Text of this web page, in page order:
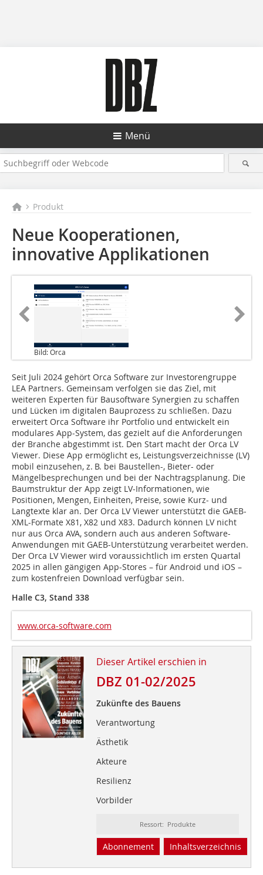
Menü
Produkt
Neue Kooperationen,
innovative Applikationen
Bild: Orca
Seit Juli 2024 gehört Orca Software zur Inves­torengruppe
LEA Partners. Gemeinsam verfolgen sie das Ziel, mit
weiteren Experten für Bausoftware Synergien zu schaffen
und Lücken im digitalen Bauprozess zu schließen. Dazu
erweitert Orca Software ihr Portfolio und entwickelt ein
modulares App-System, das gezielt auf die Anforderungen
der Branche abgestimmt ist. Den Start macht der Orca LV
Viewer. Diese App ermöglicht es, Leistungsverzeichnisse (LV)
mobil einzusehen, z. B. bei Baustellen-, Bieter- oder
Mängelbesprechungen und bei der Nachtragsplanung. Die
Baumstruktur der App zeigt LV-Informationen, wie
Positionen, Mengen, Einheiten, Preise, sowie Kurz- und
Langtexte klar an. Der Orca LV Viewer unterstützt die GAEB-
XML-Formate X81, X82 und X83. Dadurch können LV nicht
nur aus Orca AVA, sondern auch aus anderen Software-
Anwendungen mit GAEB-Unterstützung verarbeitet werden.
Der Orca LV Viewer wird voraus­sichtlich im ersten Quartal
2025 in allen gängigen App-Stores – für Android und iOS –
zum kostenfreien Download verfügbar sein.
Halle C3, Stand 338
www.orca-software.com
Dieser Artikel erschien in
DBZ 01-02/2025
Zukünfte des Bauens
Verantwortung
Ästhetik
Akteure
Resilienz
Vorbilder
Ressort: Produkte
Abonnement Inhaltsverzeichnis